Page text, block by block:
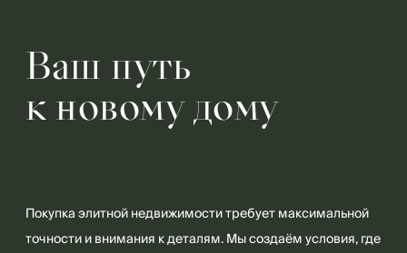
Покупка элитной недвижимости требует максимальной
точности и внимания к деталям. Мы создаём условия, где
Ваш путь
к новому дому